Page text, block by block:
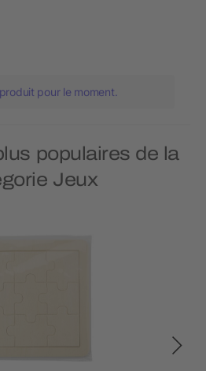
pour le moment.
populaires de la
Jeux